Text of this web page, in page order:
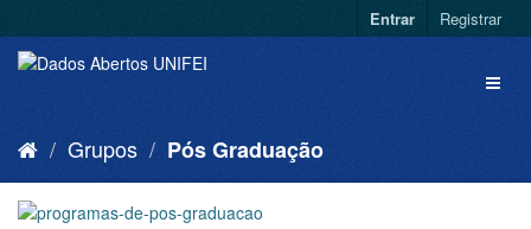
Entrar Registrar
Grupos Pós Graduação